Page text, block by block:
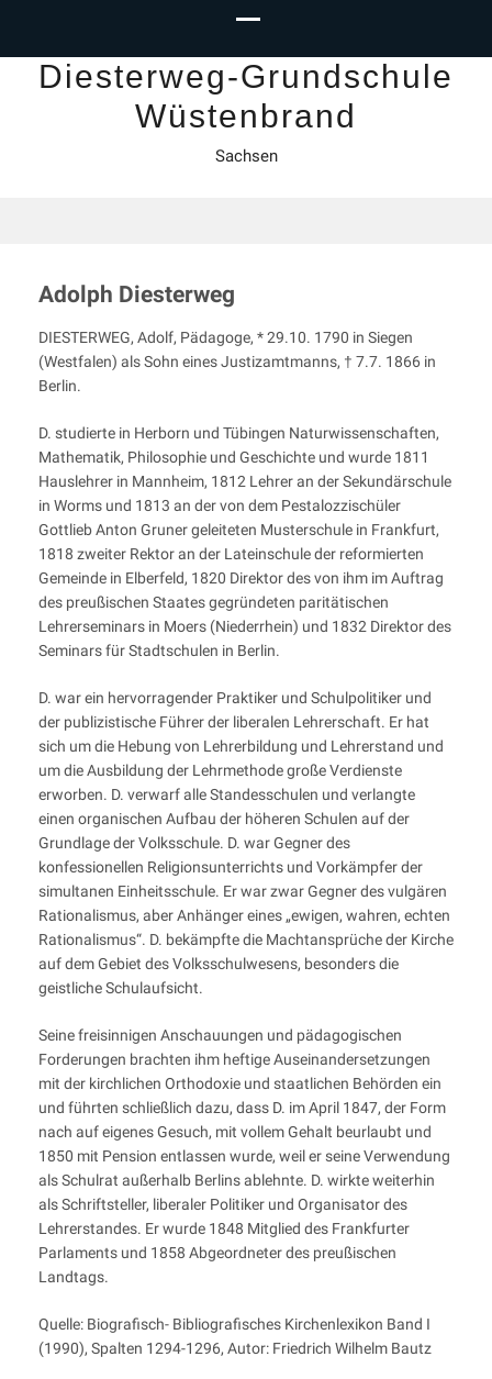
Diesterweg-Grundschule
Wüstenbrand
Sachsen
Adolph Diesterweg
DIESTERWEG, Adolf, Pädagoge, * 29.10. 1790 in Siegen
(Westfalen) als Sohn eines Justizamtmanns, † 7.7. 1866 in
Berlin.
D. studierte in Herborn und Tübingen Naturwissenschaften,
Mathematik, Philosophie und Geschichte und wurde 1811
Hauslehrer in Mannheim, 1812 Lehrer an der Sekundärschule
in Worms und 1813 an der von dem Pestalozzischüler
Gottlieb Anton Gruner geleiteten Musterschule in Frankfurt,
1818 zweiter Rektor an der Lateinschule der reformierten
Gemeinde in Elberfeld, 1820 Direktor des von ihm im Auftrag
des preußischen Staates gegründeten paritätischen
Lehrerseminars in Moers (Niederrhein) und 1832 Direktor des
Seminars für Stadtschulen in Berlin.
D. war ein hervorragender Praktiker und Schulpolitiker und
der publizistische Führer der liberalen Lehrerschaft. Er hat
sich um die Hebung von Lehrerbildung und Lehrerstand und
um die Ausbildung der Lehrmethode große Verdienste
erworben. D. verwarf alle Standesschulen und verlangte
einen organischen Aufbau der höheren Schulen auf der
Grundlage der Volksschule. D. war Gegner des
konfessionellen Religionsunterrichts und Vorkämpfer der
simultanen Einheitsschule. Er war zwar Gegner des vulgären
Rationalismus, aber Anhänger eines „ewigen, wahren, echten
Rationalismus“. D. bekämpfte die Machtansprüche der Kirche
auf dem Gebiet des Volksschulwesens, besonders die
geistliche Schulaufsicht.
Seine freisinnigen Anschauungen und pädagogischen
Forderungen brachten ihm heftige Auseinandersetzungen
mit der kirchlichen Orthodoxie und staatlichen Behörden ein
und führten schließlich dazu, dass D. im April 1847, der Form
nach auf eigenes Gesuch, mit vollem Gehalt beurlaubt und
1850 mit Pension entlassen wurde, weil er seine Verwendung
als Schulrat außerhalb Berlins ablehnte. D. wirkte weiterhin
als Schriftsteller, liberaler Politiker und Organisator des
Lehrerstandes. Er wurde 1848 Mitglied des Frankfurter
Parlaments und 1858 Abgeordneter des preußischen
Landtags.
Quelle: Biografisch- Bibliografisches Kirchenlexikon Band I
(1990), Spalten 1294-1296, Autor: Friedrich Wilhelm Bautz